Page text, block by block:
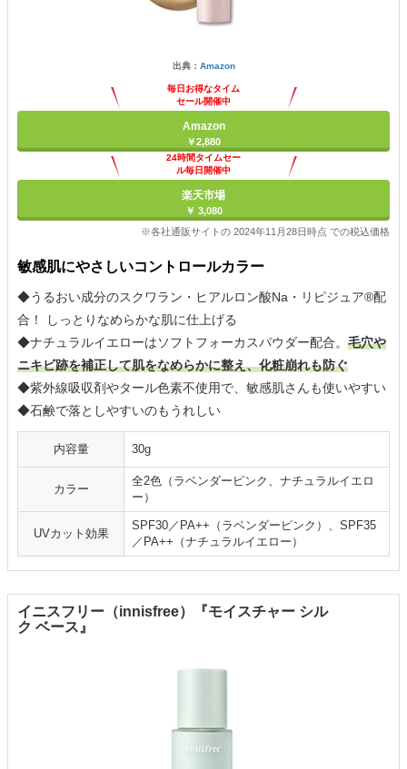
出典： Amazon
毎日お得なタイム
セール開催中
Amazon
￥2,880
24時間タイムセー
ル毎日開催中
楽天市場
￥ 3,080
※各社通販サイトの 2024年11月28日時点 での税込価格
敏感肌にやさしいコントロールカラー
◆うるおい成分のスクワラン・ヒアルロン酸Na・リピジュア®配
合！ しっとりなめらかな肌に仕上げる
◆ナチュラルイエローはソフトフォーカスパウダー配合。 毛穴や
ニキビ跡を補正して肌をなめらかに整え、化粧崩れも防ぐ
◆紫外線吸収剤やタール色素不使用で、敏感肌さんも使いやすい
◆石鹸で落としやすいのもうれしい
内容量 30g
カラー
全2色（ラベンダーピンク、ナチュラルイエロ
ー）
UVカット効果
SPF30／PA++（ラベンダーピンク）、SPF35
／PA++（ナチュラルイエロー）
イニスフリー（innisfree）『モイスチャー シル
ク ベース』